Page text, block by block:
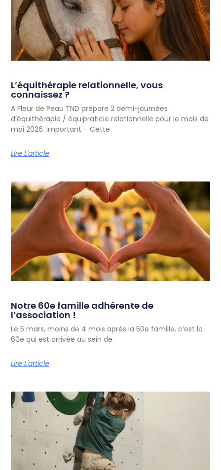
L’équithérapie relationnelle, vous
connaissez ?
A Fleur de Peau TND prépare 2 demi-journées
d’équithérapie / équipraticie relationnelle pour le mois de
mai 2026. Important – Cette
Lire L'article
Notre 60e famille adhérente de
l’association !
Le 5 mars, moins de 4 mois après la 50e famille, c’est la
60e qui est arrivée au sein de
Lire L'article